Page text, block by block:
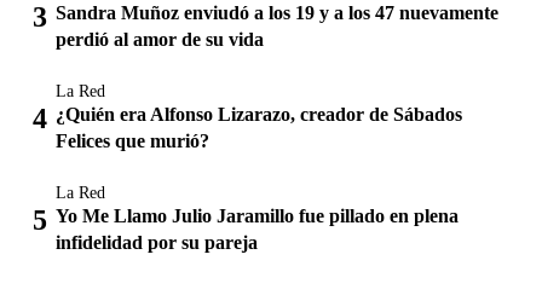
Sandra Muñoz enviudó a los 19 y a los 47 nuevamente
perdió al amor de su vida
La Red
¿Quién era Alfonso Lizarazo, creador de Sábados
Felices que murió?
La Red
Yo Me Llamo Julio Jaramillo fue pillado en plena
infidelidad por su pareja